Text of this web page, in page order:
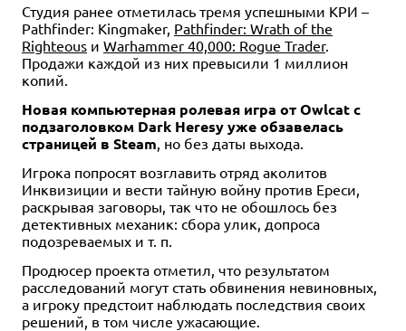
Студия ранее отметилась тремя успешными КРИ –
Pathfinder: Kingmaker, Pathfinder: Wrath of the
Righteous и Warhammer 40,000: Rogue Trader.
Продажи каждой из них превысили 1 миллион
копий.
Новая компьютерная ролевая игра от Owlcat с
подзаголовком Dark Heresy уже обзавелась
страницей в Steam , но без даты выхода.
Игрока попросят возглавить отряд аколитов
Инквизиции и вести тайную войну против Ереси,
раскрывая заговоры, так что не обошлось без
детективных механик: сбора улик, допроса
подозреваемых и т. п.
Продюсер проекта отметил, что результатом
расследований могут стать обвинения невиновных,
а игроку предстоит наблюдать последствия своих
решений, в том числе ужасающие.